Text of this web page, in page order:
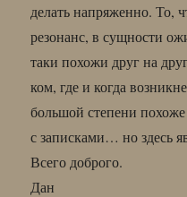
делать напряженно. То,
резонанс, в сущности
таки похожи друг на
ком, где и когда
большой степени
с записками… но здесь
Всего доброго.
Дан